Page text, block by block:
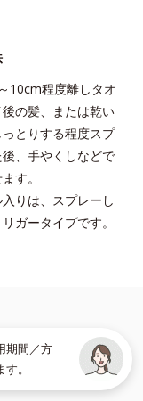
合＝保水力の高い保
が起こらないという
10cm程度離しタオ
後の髪、または乾い
とりする程度スプ
後、手やくしなどで
す。
りは、スプレーし
ガータイプです。
期間／方
。